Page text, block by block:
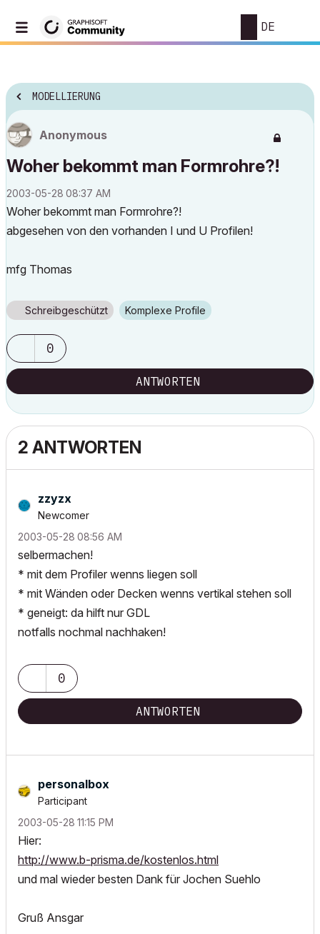
DE
MODELLIERUNG
Anonymous
Woher bekommt man Formrohre?!
‎2003-05-28 08:37 AM
Woher bekommt man Formrohre?!
abgesehen von den vorhanden I und U Profilen!
mfg Thomas
Schreibgeschützt Komplexe Profile
0
ANTWORTEN
2 ANTWORTEN
zzyzx
Newcomer
‎2003-05-28 08:56 AM
selbermachen!
* mit dem Profiler wenns liegen soll
* mit Wänden oder Decken wenns vertikal stehen soll
* geneigt: da hilft nur GDL
notfalls nochmal nachhaken!
0
ANTWORTEN
personalbox
Participant
‎2003-05-28 11:15 PM
Hier:
http://www.b-prisma.de/kostenlos.html
und mal wieder besten Dank für Jochen Suehlo
Gruß Ansgar